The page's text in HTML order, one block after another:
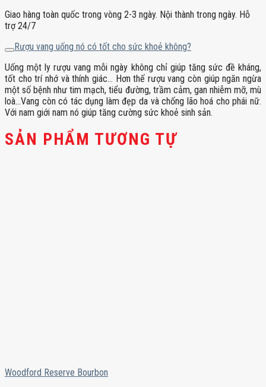
Giao hàng toàn quốc trong vòng 2-3 ngày. Nội thành trong ngày. Hỗ
trợ 24/7
Rượu vang uống nó có tốt cho sức khoẻ không?
Uống một ly rượu vang mỗi ngày không chỉ giúp tăng sức đề kháng,
tốt cho trí nhớ và thính giác… Hơn thế rượu vang còn giúp ngăn ngừa
một số bệnh như tim mạch, tiểu đường, trầm cảm, gan nhiễm mỡ, mù
loà…Vang còn có tác dụng làm đẹp da và chống lão hoá cho phái nữ.
Với nam giới nam nó giúp tăng cường sức khoẻ sinh sản.
SẢN PHẨM TƯƠNG TỰ
Woodford Reserve Bourbon